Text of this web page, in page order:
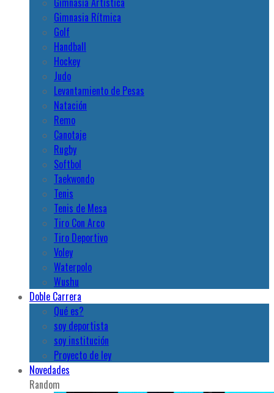
Gimnasia Rítmica
Golf
Handball
Hockey
Judo
Levantamiento de Pesas
Natación
Remo
Canotaje
Rugby
Softbol
Taekwondo
Tenis
Tenis de Mesa
Tiro Con Arco
Tiro Deportivo
Voley
Waterpolo
Wushu
Doble Carrera
Qué es?
soy deportista
soy institución
Proyecto de ley
Novedades
Random